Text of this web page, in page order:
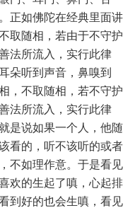
正如佛陀在经典里面讲
取随相，若由于不守护
法所流入，实行此律
朵听到声音，鼻嗅到
，不取随相，若不守护
法所流入，实行此律
是说如果一个人，他随
看的，听不该听的或者
不如理作意。于是看见
欢的生起了嗔，心起排
到好的也会生嗔，看见